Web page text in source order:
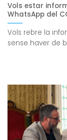
Vols estar
WhatsApp del
Vols rebre la
sense haver de